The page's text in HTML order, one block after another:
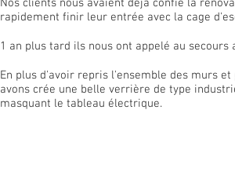
Nos clients nous avaient déjà confié la
rapidement finir leur entrée avec la cage
1 an plus tard ils nous ont appelé au
En plus d'avoir repris l'ensemble des murs
avons crée une belle verrière de type
masquant le tableau électrique.